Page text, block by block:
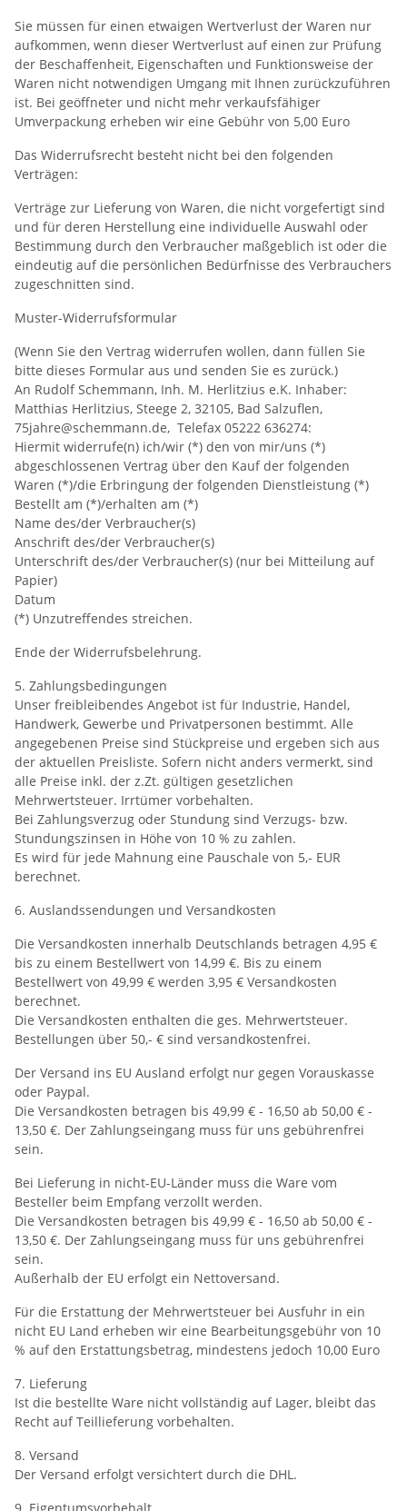
Sie müssen für einen etwaigen Wertverlust der Waren nur
aufkommen, wenn dieser Wertverlust auf einen zur Prüfung
der Beschaffenheit, Eigenschaften und Funktionsweise der
Waren nicht notwendigen Umgang mit Ihnen zurückzuführen
ist. Bei geöffneter und nicht mehr verkaufsfähiger
Umverpackung erheben wir eine Gebühr von 5,00 Euro
Das Widerrufsrecht besteht nicht bei den folgenden
Verträgen:
Verträge zur Lieferung von Waren, die nicht vorgefertigt sind
und für deren Herstellung eine individuelle Auswahl oder
Bestimmung durch den Verbraucher maßgeblich ist oder die
eindeutig auf die persönlichen Bedürfnisse des Verbrauchers
zugeschnitten sind.
Muster-Widerrufsformular
(Wenn Sie den Vertrag widerrufen wollen, dann füllen Sie
bitte dieses Formular aus und senden Sie es zurück.)
An Rudolf Schemmann, Inh. M. Herlitzius e.K. Inhaber:
Matthias Herlitzius, Steege 2, 32105, Bad Salzuflen,
75jahre@schemmann.de, Telefax 05222 636274:
Hiermit widerrufe(n) ich/wir (*) den von mir/uns (*)
abgeschlossenen Vertrag über den Kauf der folgenden
Waren (*)/die Erbringung der folgenden Dienstleistung (*)
Bestellt am (*)/erhalten am (*)
Name des/der Verbraucher(s)
Anschrift des/der Verbraucher(s)
Unterschrift des/der Verbraucher(s) (nur bei Mitteilung auf
Papier)
Datum
(*) Unzutreffendes streichen.
Ende der Widerrufsbelehrung.
5. Zahlungsbedingungen
Unser freibleibendes Angebot ist für Industrie, Handel,
Handwerk, Gewerbe und Privatpersonen bestimmt. Alle
angegebenen Preise sind Stückpreise und ergeben sich aus
der aktuellen Preisliste. Sofern nicht anders vermerkt, sind
alle Preise inkl. der z.Zt. gültigen gesetzlichen
Mehrwertsteuer. Irrtümer vorbehalten.
Bei Zahlungsverzug oder Stundung sind Verzugs- bzw.
Stundungszinsen in Höhe von 10 % zu zahlen.
Es wird für jede Mahnung eine Pauschale von 5,- EUR
berechnet.
6. Auslandssendungen und Versandkosten
Die Versandkosten innerhalb Deutschlands betragen 4,95 €
bis zu einem Bestellwert von 14,99 €. Bis zu einem
Bestellwert von 49,99 € werden 3,95 € Versandkosten
berechnet.
Die Versandkosten enthalten die ges. Mehrwertsteuer.
Bestellungen über 50,- € sind versandkostenfrei.
Der Versand ins EU Ausland erfolgt nur gegen Vorauskasse
oder Paypal.
Die Versandkosten betragen bis 49,99 € - 16,50 ab 50,00 € -
13,50 €. Der Zahlungseingang muss für uns gebührenfrei
sein.
Bei Lieferung in nicht-EU-Länder muss die Ware vom
Besteller beim Empfang verzollt werden.
Die Versandkosten betragen bis 49,99 € - 16,50 ab 50,00 € -
13,50 €. Der Zahlungseingang muss für uns gebührenfrei
sein.
Außerhalb der EU erfolgt ein Nettoversand.
Für die Erstattung der Mehrwertsteuer bei Ausfuhr in ein
nicht EU Land erheben wir eine Bearbeitungsgebühr von 10
% auf den Erstattungsbetrag, mindestens jedoch 10,00 Euro
7. Lieferung
Ist die bestellte Ware nicht vollständig auf Lager, bleibt das
Recht auf Teillieferung vorbehalten.
8. Versand
Der Versand erfolgt versichtert durch die DHL.